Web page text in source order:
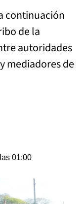
continuación
de la
autoridades
mediadores de
01:00